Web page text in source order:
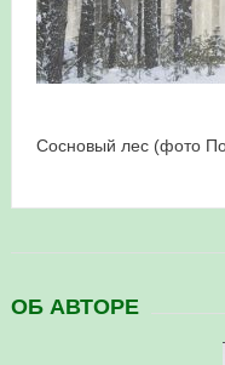
в Республике
Сосновый лес (фото
ОБ АВТОРЕ